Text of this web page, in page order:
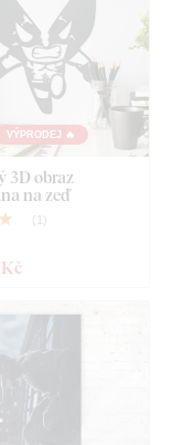
E1– je bezpečná a
VÝPRODEJ 🔥
3D obraz
na zeď
( 1 )